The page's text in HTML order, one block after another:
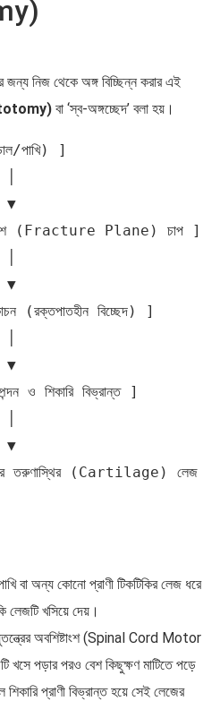
জন্য নিজ থেকে অঙ্গ বিচ্ছিন্ন করার এই
বা ‘স্ব-অঙ্গচ্ছেদ’ বলা হয়।
পাখি) ]
(Fracture Plane) চাপ ]
(রক্তপাতহীন বিচ্ছেদ) ]
ও শিকারি বিভ্রান্ত ]
পর তরুণাস্থির (Cartilage) লেজ
বা অন্য কোনো প্রাণী টিকটিকির লেজ ধরে
লেজটি খসিয়ে দেয়।
অবশিষ্টাংশ (Spinal Cord Motor
পড়ার পরও বেশ কিছুক্ষণ মাটিতে পড়ে
প্রাণী বিভ্রান্ত হয়ে সেই লেজের